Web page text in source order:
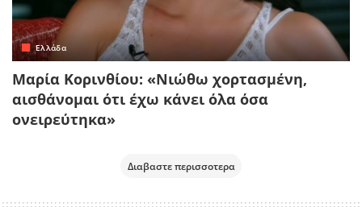
Ελλάδα
Μαρία Κορινθίου: «Νιώθω χορτασμένη,
αισθάνομαι ότι έχω κάνει όλα όσα
ονειρεύτηκα»
Διαβαστε περισσοτερα